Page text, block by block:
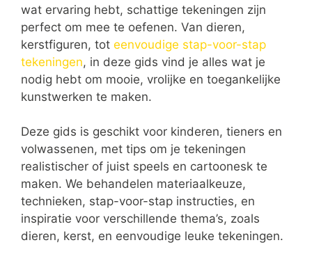
wat ervaring hebt, schattige tekeningen zijn
perfect om mee te oefenen. Van dieren,
kerstfiguren, tot eenvoudige stap-voor-stap
tekeningen, in deze gids vind je alles wat je
nodig hebt om mooie, vrolijke en toegankelijke
kunstwerken te maken.
Deze gids is geschikt voor kinderen, tieners en
volwassenen, met tips om je tekeningen
realistischer of juist speels en cartoonesk te
maken. We behandelen materiaalkeuze,
technieken, stap-voor-stap instructies, en
inspiratie voor verschillende thema’s, zoals
dieren, kerst, en eenvoudige leuke tekeningen.